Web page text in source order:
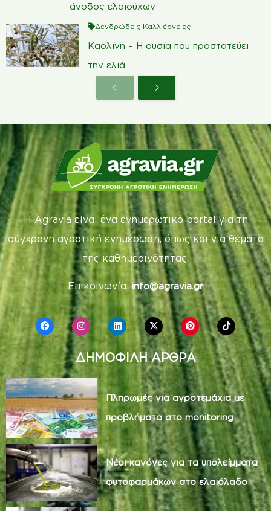
άνοδος ελαιούχων
Δενδρώδεις Καλλιέργειες
Καολίνη – Η ουσία που προστατεύει
την ελιά
Η Agravia είναι ένα ενημερωτικό portal για τη
σύγχρονη αγροτική ενημέρωση, όπως και για θέματα
της καθημερινότητας.
Επικοινωνία: info@agravia.gr
ΔΗΜΟΦΙΛΗ ΑΡΘΡΑ
Πληρωμές για αγροτεμάχια με
προβλήματα στο monitoring
Νέοι κανόνες για τα υπολείμματα
φυτοφαρμάκων στο ελαιόλαδο